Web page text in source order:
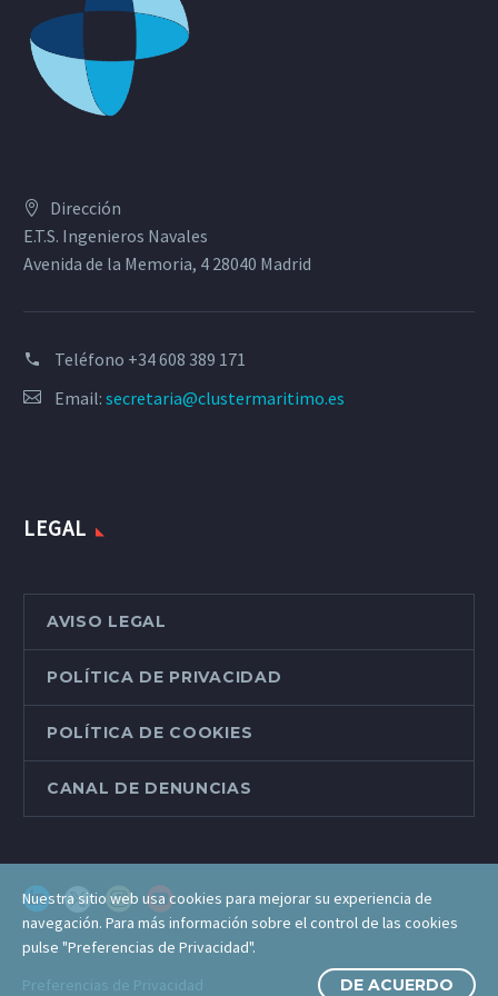
Dirección
E.T.S. Ingenieros Navales
Avenida de la Memoria, 4 28040 Madrid
Teléfono +34 608 389 171
Email: secretaria@clustermaritimo.es
LEGAL
AVISO LEGAL
POLÍTICA DE PRIVACIDAD
POLÍTICA DE COOKIES
CANAL DE DENUNCIAS
Nuestra sitio web usa cookies para mejorar su experiencia de
navegación. Para más información sobre el control de las cookies
pulse "Preferencias de Privacidad".
Preferencias de Privacidad
DE ACUERDO